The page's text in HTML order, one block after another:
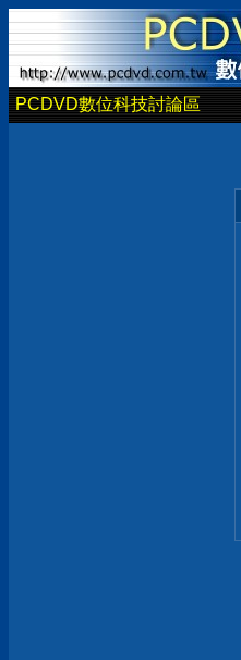
PCDVD數位科技討論區